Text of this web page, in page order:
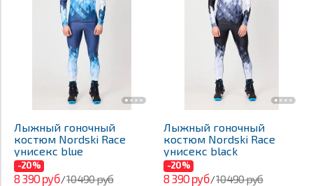
Лыжный гоночный
костюм Nordski Race
унисекс blue
-20%
8 390 руб/10 490 руб
Лыжный гоночный
костюм Nordski Race
унисекс black
-20%
8 390 руб/10 490 руб